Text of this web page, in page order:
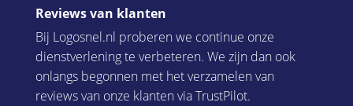
Reviews van klanten
Bij Logosnel.nl proberen we continue onze
dienstverlening te verbeteren. We zijn dan ook
onlangs begonnen met het verzamelen van
reviews van onze klanten via TrustPilot.